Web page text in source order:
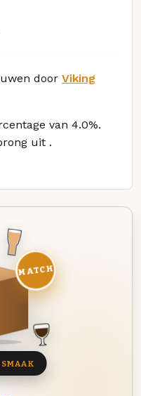
door Viking
van 4.0%.
uit .
MATCH